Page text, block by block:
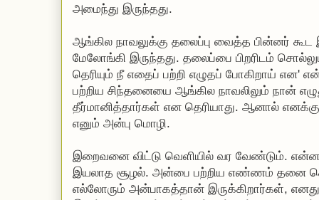
அமைந்து இருந்தது.
ஆங்கில நாவலுக்கு தலைப்பு வைத்த பின்னர்
மேலோங்கி இருந்தது. தலைப்பை பிறரிடம்
தெரியும் நீ எதைப் பற்றி எழுதப் போகிறாய்
பற்றிய சிந்தனையை ஆங்கில நாவலிலும் நான்
தீர்மானித்தார்கள் என தெரியாது. ஆனால்
எனும் அன்பு மொழி.
இறைவனை விட்டு வெளியில் வர வேண்டும்.
இயலாத சூழல். அன்பை பற்றிய எண்ணம் தனை
எல்லோரும் அன்பாகத்தான் இருக்கிறார்கள்,